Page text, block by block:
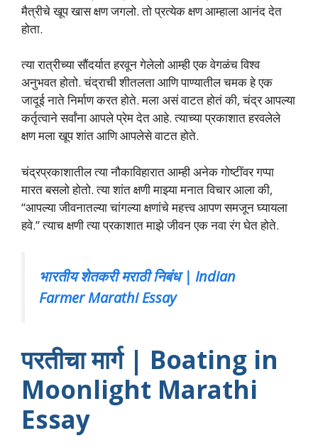
मैत्रीचे खूप खास क्षण जगलो. तो प्रत्येक क्षण आम्हाला आनंद देत
होता.
त्या रात्रीच्या सौंदर्यात हरवून गेलेलो आम्ही एक वेगळंच विश्व
अनुभवत होतो. चंद्राची शीतलता आणि पाण्यातील चमक हे एक
जादूई नाते निर्माण करत होते. मला असं वाटत होतं की, चंद्र आपल्या
कर्तृत्वाने सर्वांना आपले प्रेम देत आहे. त्याच्या प्रकाशात हरवलेले
क्षण मला खूप शांत आणि आपलेसे वाटत होते.
चंद्रप्रकाशातील त्या नौकाविहारात आम्ही अनेक गोष्टींवर गप्पा
मारत बसलो होतो. त्या शांत क्षणी माझ्या मनात विचार आला की,
“आपल्या जीवनातल्या चांगल्या क्षणांचे महत्त्व आपण समजून घ्यायला
हवे.” त्याच क्षणी त्या प्रकाशात माझे जीवन एक नवा रंग घेत होते.
भारतीय शेतकरी मराठी निबंध | Indian
Farmer Marathi Essay
परतीचा मार्ग | Boating in
Moonlight Marathi
Essay